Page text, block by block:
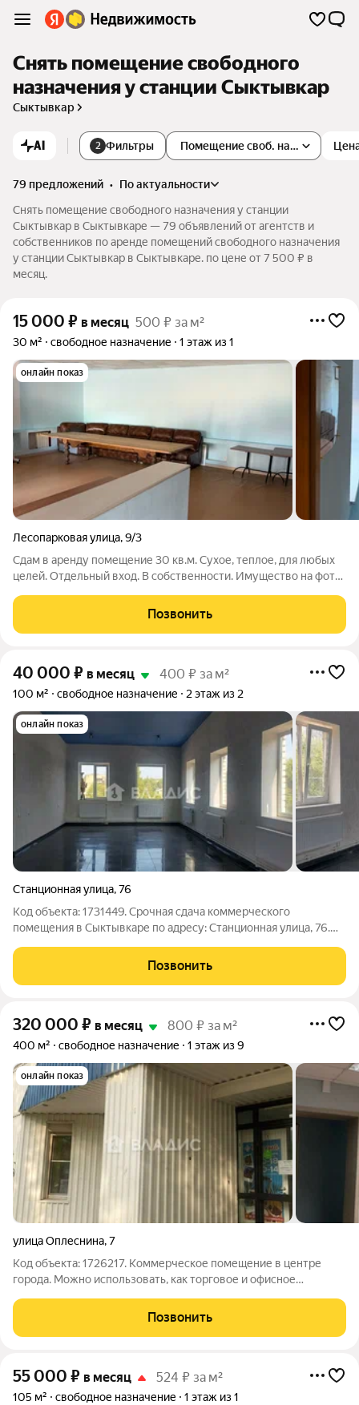
Снять помещение свободного
назначения у станции Сыктывкар
Сыктывкар
AI 2 Фильтры Помещение своб. назначения
79 предложений •
по актуальности
Снять помещение свободного назначения у станции
Сыктывкар в Сыктывкаре — 79 объявлений от агентств и
собственников по аренде помещений свободного назначения
у станции Сыктывкар в Сыктывкаре. по цене от 7 500 ₽ в
месяц.
15 000 ₽ в месяц 500 ₽ за м²
30 м² свободное назначение 1 этаж из 1
онлайн показ
Лесопарковая улица,9/3
Сдам в аренду помещение 30 кв.м. Сухое, теплое, для любых
целей. Отдельный вход. В собственности. Имущество на фото
месяц. Оплата за 1-й и последний месяц. Коммунальные услуги
оплачиваются
Позвонить
40 000 ₽ в месяц 400 ₽ за м²
100 м² свободное назначение 2 этаж из 2
онлайн показ
Станционная улица,76
Код объекта: 1731449. Срочная сдача коммерческого
помещения в Сыктывкаре по адресу: Станционная улица, 76.
просторное и функциональное пространство для своего
бизнеса. Объект представляет собой
Позвонить
320 000 ₽ в месяц 800 ₽ за м²
400 м² свободное назначение 1 этаж из 9
онлайн показ
улица Оплеснина,7
Код объекта: 1726217. Коммерческое помещение в центре
города. Можно использовать, как торговое и офисное
Звоните записывайтесь на просмотр.
Позвонить
55 000 ₽ в месяц 524 ₽ за м²
105 м² свободное назначение 1 этаж из 1